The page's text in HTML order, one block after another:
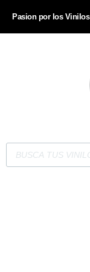
Pasion por los Vinilos